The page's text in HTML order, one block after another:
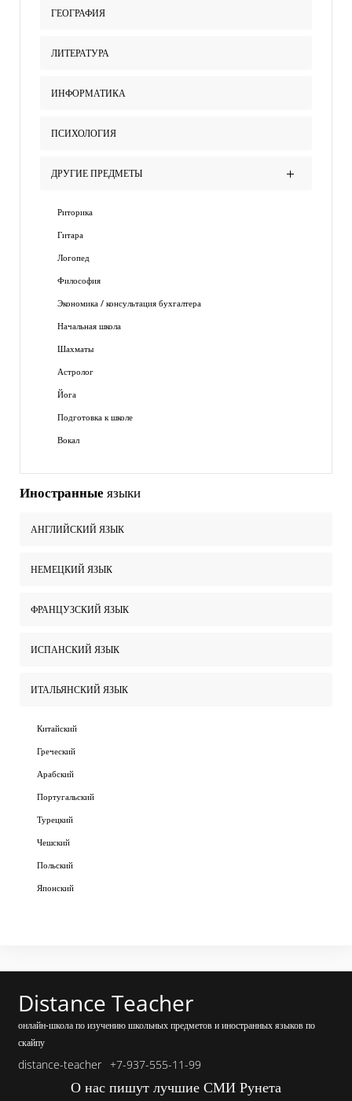
ГЕОГРАФИЯ
ЛИТЕРАТУРА
ИНФОРМАТИКА
ПСИХОЛОГИЯ
ДРУГИЕ ПРЕДМЕТЫ
Риторика
Гитара
Логопед
Философия
Экономика / консультация бухгалтера
Начальная школа
Шахматы
Астролог
Йога
Подготовка к школе
Вокал
Иностранные языки
АНГЛИЙСКИЙ ЯЗЫК
НЕМЕЦКИЙ ЯЗЫК
ФРАНЦУЗСКИЙ ЯЗЫК
ИСПАНСКИЙ ЯЗЫК
ИТАЛЬЯНСКИЙ ЯЗЫК
Китайский
Греческий
Арабский
Португальский
Турецкий
Чешский
Польский
Японский
Distance Teacher
онлайн-школа по изучению школьных предметов и иностранных языков по
скайпу
distance-teacher +7-937-555-11-99
О нас пишут лучшие СМИ Рунета